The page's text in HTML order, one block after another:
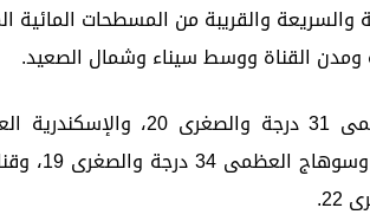
والقريبة من المسطحات المائية
ومدن القناة ووسط سيناء وشمال الصعيد.
والصغرى 18، ومطروح العظمى